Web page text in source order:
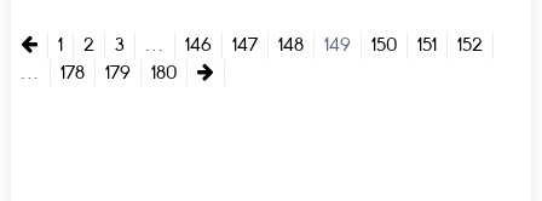
1 2 3 … 146 147 148 149 150 151
152
178 179 180